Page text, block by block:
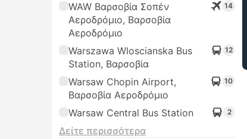
WAW Βαρσοβία Σοπέν
Αεροδρόμιο, Βαρσοβία
Αεροδρόμιο
14
Warszawa Wloscianska Bus
Station, Βαρσοβία
12
Warsaw Chopin Airport,
Βαρσοβία Αεροδρόμιο
10
Warsaw Central Bus Station 2
Δείτε περισσότερα